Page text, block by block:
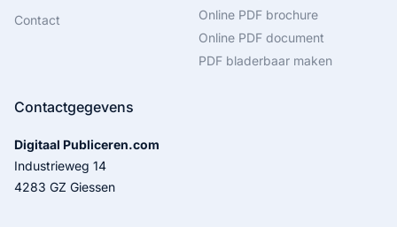
Contact
Online PDF brochure
Online PDF document
PDF bladerbaar maken
Contactgegevens
Digitaal Publiceren.com
Industrieweg 14
4283 GZ Giessen